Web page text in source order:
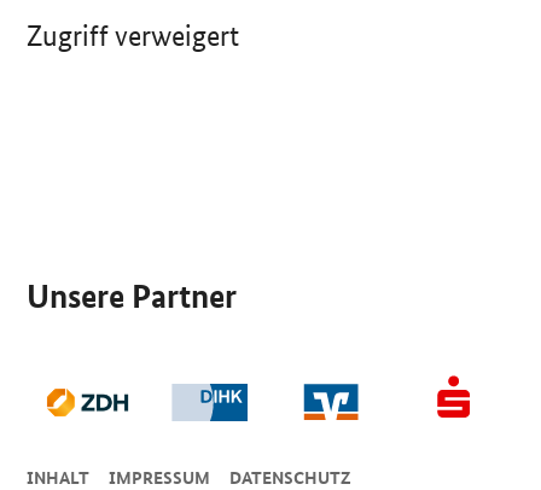
Zugriff verweigert
Unsere Partner
INHALT IMPRESSUM
DA­TEN­SCHUTZ